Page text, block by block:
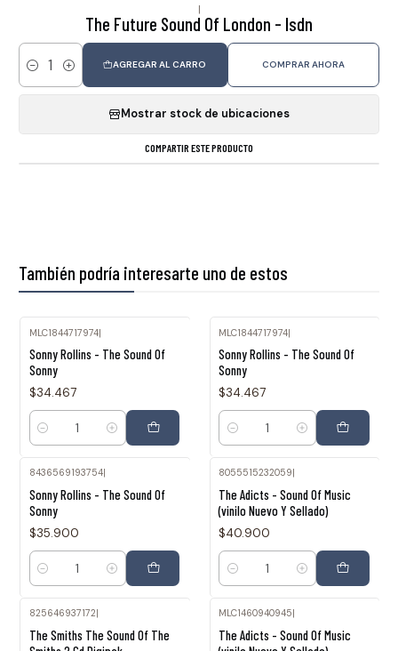
|
The Future Sound Of London - Isdn
Cantidad
AGREGAR AL CARRO COMPRAR AHORA
Mostrar stock de ubicaciones
COMPARTIR ESTE PRODUCTO
También podría interesarte uno de estos
MLC1844717974|
Sonny Rollins - The Sound Of
Sonny
$34.467
Cantidad
MLC1844717974|
Sonny Rollins - The Sound Of
Sonny
$34.467
Cantidad
8436569193754|
Sonny Rollins - The Sound Of
Sonny
$35.900
Cantidad
8055515232059
The Adicts - Sound Of Music
(vinilo Nuevo Y Sellado)
$40.900
Cantidad
825646937172|
The Smiths The Sound Of The
MLC1460940945|
The Adicts - Sound Of Music